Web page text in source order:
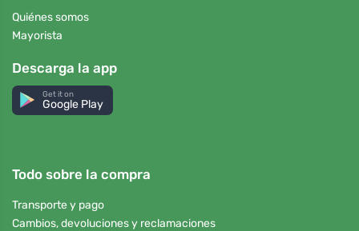
Quiénes somos
Mayorista
Descarga la app
Get it on
Google Play
Todo sobre la compra
Transporte y pago
Cambios, devoluciones y reclamaciones